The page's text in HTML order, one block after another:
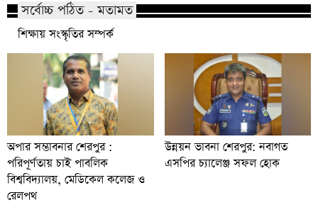
সর্বোচ্চ পঠিত - মতামত
শিক্ষায় সংস্কৃতির সম্পর্ক
অপার সম্ভাবনার শেরপুর :
পরিপূর্ণতায় চাই পাবলিক
বিশ্ববিদ্যালয়, মেডিকেল কলেজ ও
রেলপথ
উন্নয়ন ভাবনা শেরপুর: নবাগত
এসপির চ্যালেঞ্জ সফল হোক